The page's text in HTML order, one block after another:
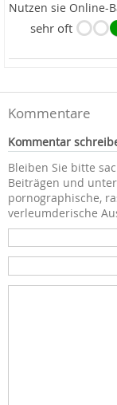
Nutzen sie Online-
sehr oft
Kommentare
Kommentar
Bleiben Sie bitte
Beiträgen und
pornographische,
verleumderische